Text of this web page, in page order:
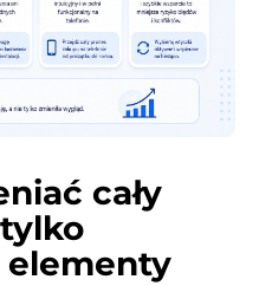
cały